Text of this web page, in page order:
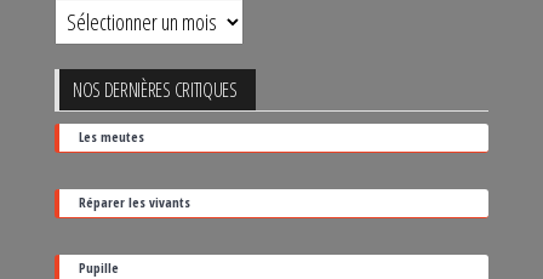
Retrouver
un
film
par
sa
date
de
sortie
NOS DERNIÈRES CRITIQUES
Les meutes
Réparer les vivants
Pupille